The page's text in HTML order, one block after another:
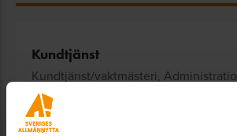
Kundtjänst
Kundtjänst/vaktmästeri,
Vaktmästeriet och tar bland annat
beställningar och kundtjänstfrågor i